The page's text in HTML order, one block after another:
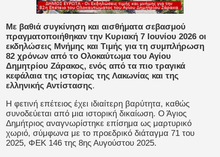
Με βαθιά συγκίνηση και αισθήματα σεβασμού
πραγματοποιήθηκαν την Κυριακή 7 Ιουνίου 2026 οι
εκδηλώσεις Μνήμης και Τιμής για τη συμπλήρωση
82 χρόνων από το Ολοκαύτωμα του Αγίου
Δημητρίου Ζάρακος, ενός από τα πιο τραγικά
κεφάλαια της ιστορίας της Λακωνίας και της
ελληνικής Αντίστασης.
Η φετινή επέτειος έχει ιδιαίτερη βαρύτητα, καθώς
συνοδεύεται από μια ιστορική δικαίωση. Ο Άγιος
Δημήτριος αναγνωρίστηκε επίσημα ως μαρτυρικό
χωριό, σύμφωνα με το προεδρικό διάταγμα 71 του
2025, ΦΕΚ 146 της 8ης Αυγούστου 2025.